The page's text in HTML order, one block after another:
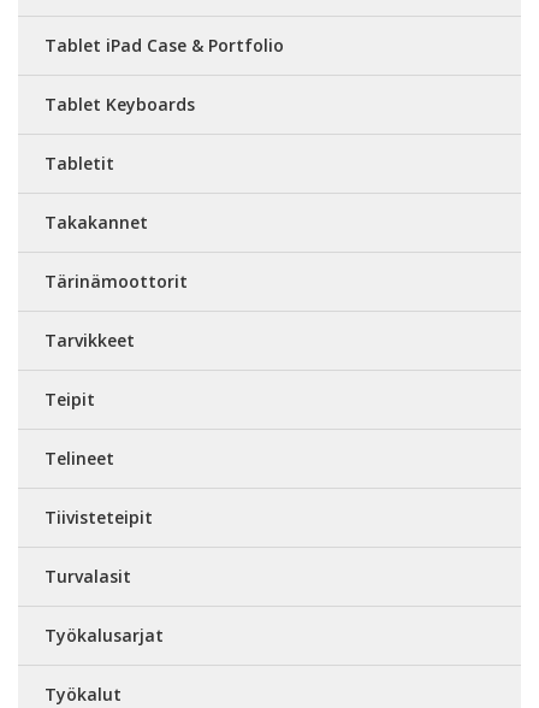
Tablet iPad Case & Portfolio
Tablet Keyboards
Tabletit
Takakannet
Tärinämoottorit
Tarvikkeet
Teipit
Telineet
Tiivisteteipit
Turvalasit
Työkalusarjat
Työkalut